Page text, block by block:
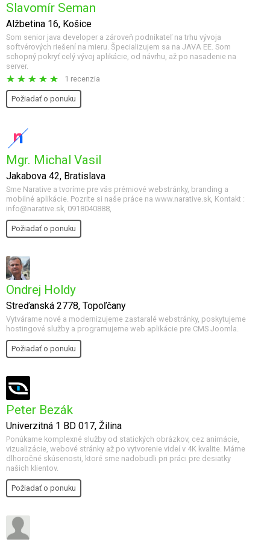
Slavomír Seman
Alžbetina 16, Košice
Som senior java developer a zároveň podnikateľ na trhu vývoja
softvérových riešení na mieru. Špecializujem sa na JAVA EE. Som
schopný pokryť celý vývoj aplikácie, od návrhu, až po nasadenie na
server.
1 recenzia
Požiadať o ponuku
Mgr. Michal Vasil
Jakabova 42, Bratislava
Sme Narative a tvoríme pre vás prémiové webstránky, branding a
mobilné aplikácie. Pozrite si naše práce na www.narative.sk, Kontakt :
info@narative.sk, 0918040888,
Požiadať o ponuku
Ondrej Holdy
Streďanská 2778, Topoľčany
Vytvárame nové a modernizujeme zastaralé webstránky, poskytujeme
hostingové služby a programujeme web aplikácie pre CMS Joomla.
Požiadať o ponuku
Peter Bezák
Univerzitná 1 BD 017, Žilina
Ponúkame komplexné služby od statických obrázkov, cez animácie,
vizualizácie, webové stránky až po vytvorenie videí v 4K kvalite. Máme
dlhoročné skúsenosti, ktoré sme nadobudli pri práci pre desiatky
našich klientov.
Požiadať o ponuku